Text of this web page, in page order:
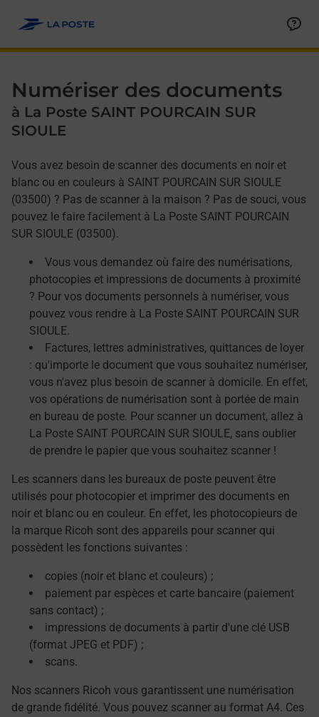
Numériser des documents
à La Poste SAINT POURCAIN SUR
SIOULE
Vous avez besoin de scanner des documents en noir et
blanc ou en couleurs à SAINT POURCAIN SUR SIOULE
(03500) ? Pas de scanner à la maison ? Pas de souci, vous
pouvez le faire facilement à La Poste SAINT POURCAIN
SUR SIOULE (03500).
Vous vous demandez où faire des numérisations,
photocopies et impressions de documents à proximité
? Pour vos documents personnels à numériser, vous
pouvez vous rendre à La Poste SAINT POURCAIN SUR
SIOULE.
Factures, lettres administratives, quittances de loyer
: qu'importe le document que vous souhaitez numériser,
vous n'avez plus besoin de scanner à domicile. En effet,
vos opérations de numérisation sont à portée de main
en bureau de poste. Pour scanner un document, allez à
La Poste SAINT POURCAIN SUR SIOULE, sans oublier
de prendre le papier que vous souhaitez scanner !
Les scanners dans les bureaux de poste peuvent être
utilisés pour photocopier et imprimer des documents en
noir et blanc ou en couleur. En effet, les photocopieurs de
la marque Ricoh sont des appareils pour scanner qui
possèdent les fonctions suivantes :
copies (noir et blanc et couleurs) ;
paiement par espèces et carte bancaire (paiement
sans contact) ;
impressions de documents à partir d'une clé USB
(format JPEG et PDF) ;
scans.
Nos scanners Ricoh vous garantissent une numérisation
de grande fidélité. Vous pouvez scanner au format A4. Ces